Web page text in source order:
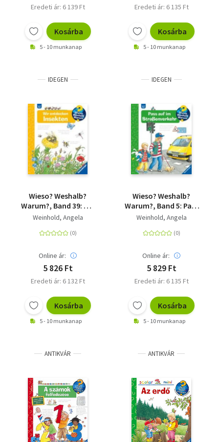
Eredeti ár: 6 139 Ft
Kosárba
5 - 10 munkanap
Eredeti ár: 6 135 Ft
Kosárba
5 - 10 munkanap
IDEGEN
Wieso? Weshalb?
Warum?, Band 39: Wir
entdecken Insekten
Weinhold, Angela
Online ár:
5 826 Ft
Eredeti ár: 6 132 Ft
Kosárba
5 - 10 munkanap
IDEGEN
Wieso? Weshalb?
Warum?, Band 5: Pass
auf im Straßenverkehr
Weinhold, Angela
Online ár:
5 829 Ft
Eredeti ár: 6 135 Ft
Kosárba
5 - 10 munkanap
ANTIKVÁR ANTIKVÁR